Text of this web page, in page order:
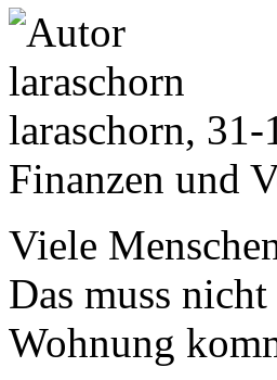
laraschorn, 31-
Finanzen und
Viele
Das muss
Wohnung